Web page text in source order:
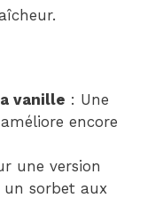
vanille : Une
encore
une version
un sorbet aux